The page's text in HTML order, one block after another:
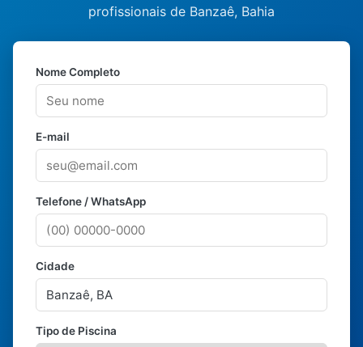
profissionais de Banzaê, Bahia
Nome Completo
E-mail
Telefone / WhatsApp
Cidade
Tipo de Piscina